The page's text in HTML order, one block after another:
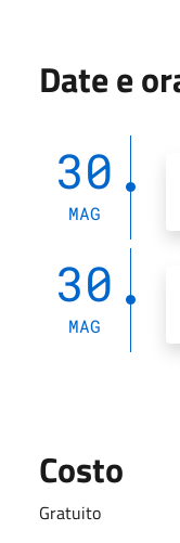
Date e
30
MAG
30
MAG
Costo
Gratuito